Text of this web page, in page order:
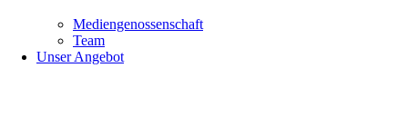
Mediengenossenschaft
Team
Unser Angebot